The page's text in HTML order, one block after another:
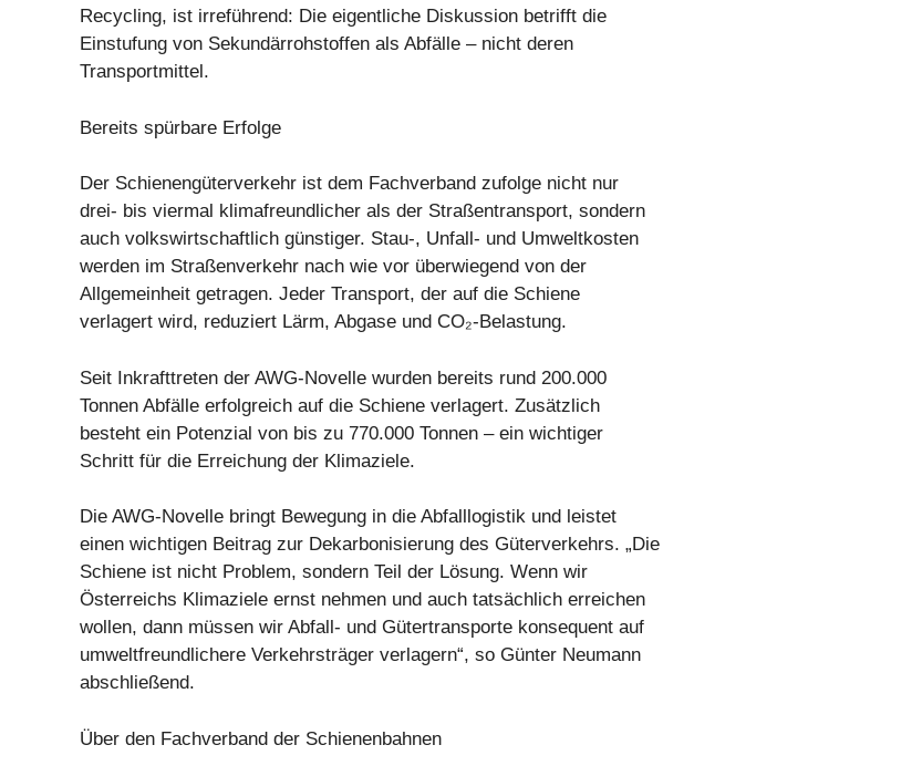
Recycling, ist irreführend: Die eigentliche Diskussion betrifft die
Einstufung von Sekundärrohstoffen als Abfälle – nicht deren
Transportmittel.
Bereits spürbare Erfolge
Der Schienengüterverkehr ist dem Fachverband zufolge nicht nur
drei- bis viermal klimafreundlicher als der Straßentransport, sondern
auch volkswirtschaftlich günstiger. Stau-, Unfall- und Umweltkosten
werden im Straßenverkehr nach wie vor überwiegend von der
Allgemeinheit getragen. Jeder Transport, der auf die Schiene
verlagert wird, reduziert Lärm, Abgase und CO₂-Belastung.
Seit Inkrafttreten der AWG-Novelle wurden bereits rund 200.000
Tonnen Abfälle erfolgreich auf die Schiene verlagert. Zusätzlich
besteht ein Potenzial von bis zu 770.000 Tonnen – ein wichtiger
Schritt für die Erreichung der Klimaziele.
Die AWG-Novelle bringt Bewegung in die Abfalllogistik und leistet
einen wichtigen Beitrag zur Dekarbonisierung des Güterverkehrs. „Die
Schiene ist nicht Problem, sondern Teil der Lösung. Wenn wir
Österreichs Klimaziele ernst nehmen und auch tatsächlich erreichen
wollen, dann müssen wir Abfall- und Gütertransporte konsequent auf
umweltfreundlichere Verkehrsträger verlagern“, so Günter Neumann
abschließend.
Über den Fachverband der Schienenbahnen